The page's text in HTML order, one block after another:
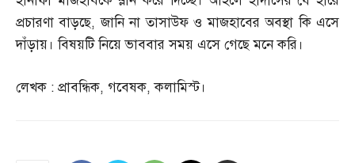
প্রচারণা বাড়ছে,জানি না তাসাউফ ও মাজহাবের অবস্থা কি এসে
দাঁড়ায়। বিষয়টি নিয়ে ভাববার সময় এসে গেছে মনে করি।
লেখক : প্রাবন্ধিক, গবেষক,কলামিস্ট।